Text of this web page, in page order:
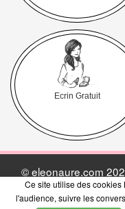
Ce site utilise des
l'audience, suivre les
Ecrin Gratuit
© eleonaure.com
Politique de vie